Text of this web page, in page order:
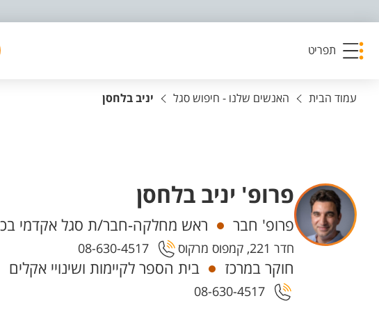
תפריט
עמוד הבית האנשים שלנו - חיפוש סגל יניב בלחסן
פרופ' יניב בלחסן
יחידות
פרופ' חבר ראש מחלקה-חבר/ת סגל אקדמי
חדר 221, קמפוס מרקוס 08-630-4517
חוקר במרכז בית הספר לקיימות ושינויי אקלים
08-630-4517